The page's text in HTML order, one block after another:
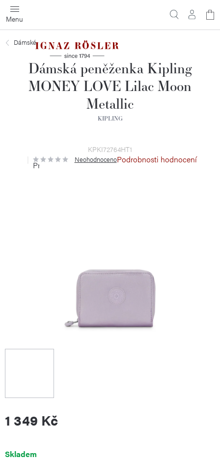
Přejít
na
obsah
Dámské
Dámská peněženka Kipling
MONEY LOVE Lilac Moon
Metallic
KIPLING
KPKI72764HT1
Průměrné
hodnocení
NeohodnocenoPodrobnosti hodnocení
1 349 Kč
Měrná
Skladem